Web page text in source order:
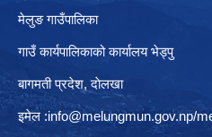
मेलुङ गाउँपालिका
गाउँ कार्यपालिकाको कार्यालय भेड्पु
बागमती प्रदेश, दाेलखा
इमेल :info@melungmun.gov.np/